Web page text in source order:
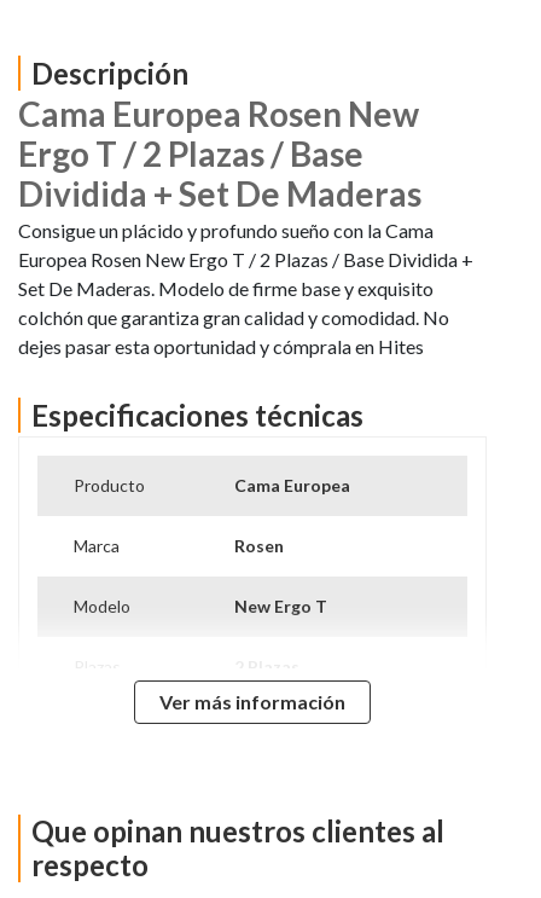
Descripción
Cama Europea Rosen New
Ergo T / 2 Plazas / Base
Dividida + Set De Maderas
Consigue un plácido y profundo sueño con la Cama
Europea Rosen New Ergo T / 2 Plazas / Base Dividida +
Set De Maderas. Modelo de firme base y exquisito
colchón que garantiza gran calidad y comodidad. No
dejes pasar esta oportunidad y cómprala en Hites
Especificaciones técnicas
Producto Cama Europea
Marca Rosen
Modelo New Ergo T
Tipo De Base Base Dividida
Alto Colchón 27 Cm
Ver más información
Que opinan nuestros clientes al
respecto